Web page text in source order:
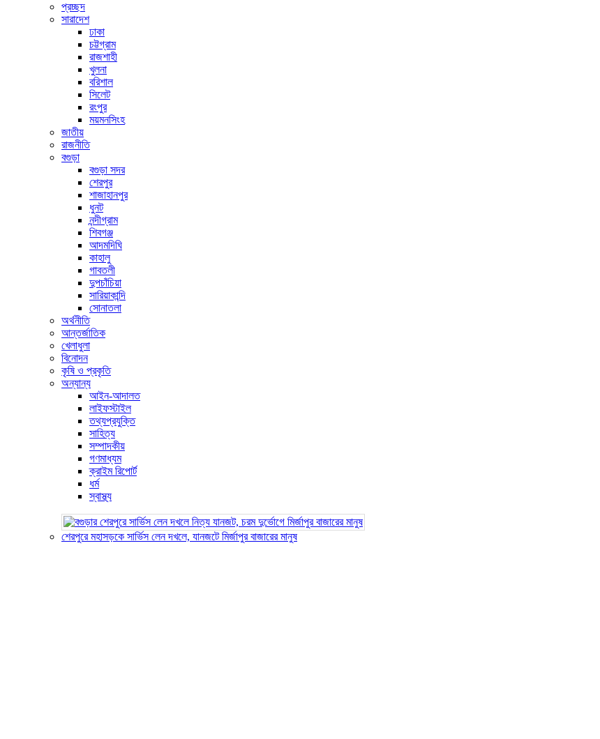
প্রচ্ছদ
সারাদেশ
ঢাকা
চট্টগ্রাম
রাজশাহী
খুলনা
বরিশাল
সিলেট
রংপুর
ময়মনসিংহ
জাতীয়
রাজনীতি
বগুড়া
বগুড়া সদর
শেরপুর
শাজাহানপুর
ধুনট
নন্দীগ্রাম
শিবগঞ্জ
আদমদিঘি
কাহালু
গাবতলী
দুপচাঁচিয়া
সারিয়াকান্দি
সোনাতলা
অর্থনীতি
আন্তর্জাতিক
খেলাধুলা
বিনোদন
কৃষি ও প্রকৃতি
অন্যান্য
আইন-আদালত
লাইফস্টাইল
তথ্যপ্রযুক্তি
সাহিত্য
সম্পাদকীয়
গণমাধ্যম
ক্রাইম রিপোর্ট
ধর্ম
স্বাস্থ্য
শেরপুরে মহাসড়কে সার্ভিস লেন দখলে, যানজটে মির্জাপুর বাজারের মানুষ